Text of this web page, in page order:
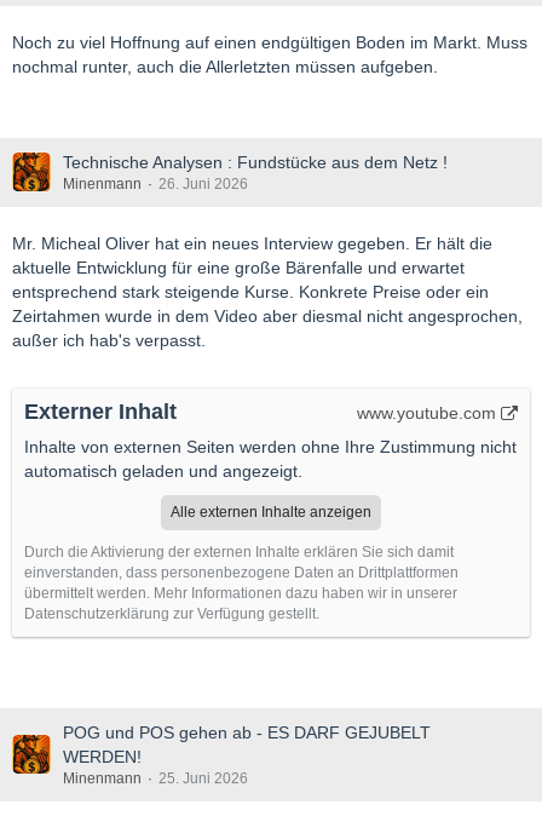
Noch zu viel Hoffnung auf einen endgültigen Boden im Markt. Muss
nochmal runter, auch die Allerletzten müssen aufgeben.
Technische Analysen : Fundstücke aus dem Netz !
Minenmann 26. Juni 2026
Mr. Micheal Oliver hat ein neues Interview gegeben. Er hält die
aktuelle Entwicklung für eine große Bärenfalle und erwartet
entsprechend stark steigende Kurse. Konkrete Preise oder ein
Zeirtahmen wurde in dem Video aber diesmal nicht angesprochen,
außer ich hab's verpasst.
Externer Inhalt
www.youtube.com
Inhalte von externen Seiten werden ohne Ihre Zustimmung nicht
automatisch geladen und angezeigt.
Alle externen Inhalte anzeigen
Durch die Aktivierung der externen Inhalte erklären Sie sich damit
einverstanden, dass personenbezogene Daten an Drittplattformen
übermittelt werden. Mehr Informationen dazu haben wir in unserer
Datenschutzerklärung zur Verfügung gestellt.
POG und POS gehen ab - ES DARF GEJUBELT
WERDEN!
Minenmann 25. Juni 2026